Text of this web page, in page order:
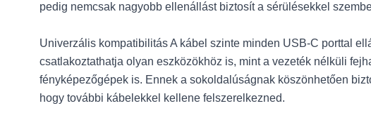
pedig nemcsak nagyobb ellenállást biztosít a sérülésekkel
Univerzális kompatibilitás A kábel szinte minden USB-C porttal
csatlakoztathatja olyan eszközökhöz is, mint a vezeték nélküli
fényképezőgépek is. Ennek a sokoldalúságnak köszönhetően
hogy további kábelekkel kellene felszerelkezned.